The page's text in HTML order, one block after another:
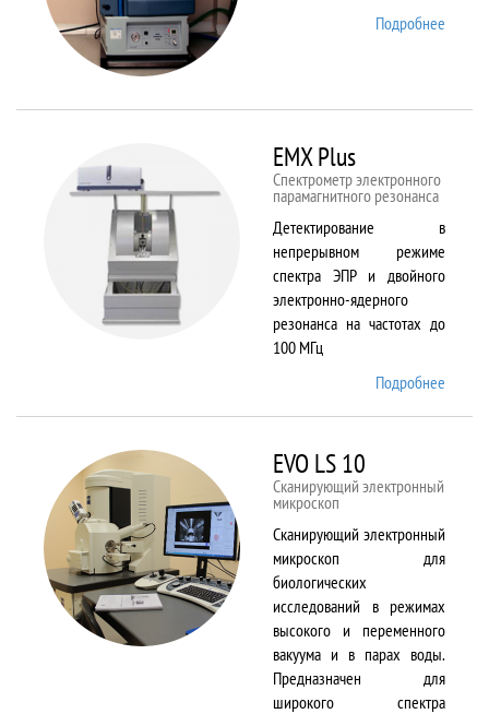
Подробнее
EMX Plus
Спектрометр электронного
парамагнитного резонанса
Детектирование в
непрерывном режиме
спектра ЭПР и двойного
электронно-ядерного
резонанса на частотах до
100 МГц
Подробнее
EVO LS 10
Сканирующий электронный
микроскоп
Сканирующий электронный
микроскоп для
биологических
исследований в режимах
высокого и переменного
вакуума и в парах воды.
Предназначен для
широкого спектра